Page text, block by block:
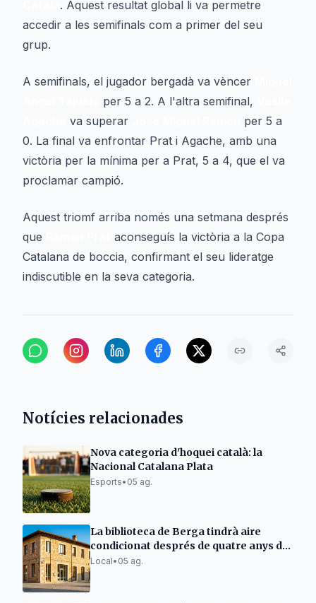
. Aquest resultat global li va permetre
accedir a les semifinals com a primer del seu
grup.
A semifinals, el jugador bergadà va vèncer
per 5 a 2. A l'altra semifinal,
va superar
per 5 a
0. La final va enfrontar Prat i Agache, amb una
victòria per la mínima per a Prat, 5 a 4, que el va
proclamar campió.
Aquest triomf arriba només una setmana després
que
aconseguís la victòria a la Copa
Catalana de boccia, confirmant el seu lideratge
indiscutible en la seva categoria.
Notícies relacionades
Nova categoria d'hoquei català: la
Nacional Catalana Plata
Esports• 05 ag.
La biblioteca de Berga tindrà aire
condicionat després de quatre anys de
problemes
Local• 05 ag.